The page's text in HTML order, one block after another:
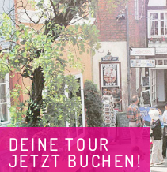
DEINE TOUR
JETZT BUCHEN!